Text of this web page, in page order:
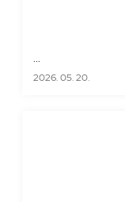
...
2026. 05. 20.